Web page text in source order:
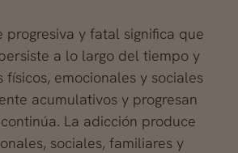
progresiva y fatal significa que
a lo largo del tiempo y
físicos, emocionales y sociales
acumulativos y progresan
La adicción produce
sociales, familiares y